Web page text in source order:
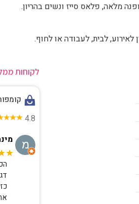
מלאה, פלאס סייז ונשים בהריון.
לאירוע, לבית, לעבודה או לחוף.
לקוחות
4.8
חינם ברכישה מעל 850